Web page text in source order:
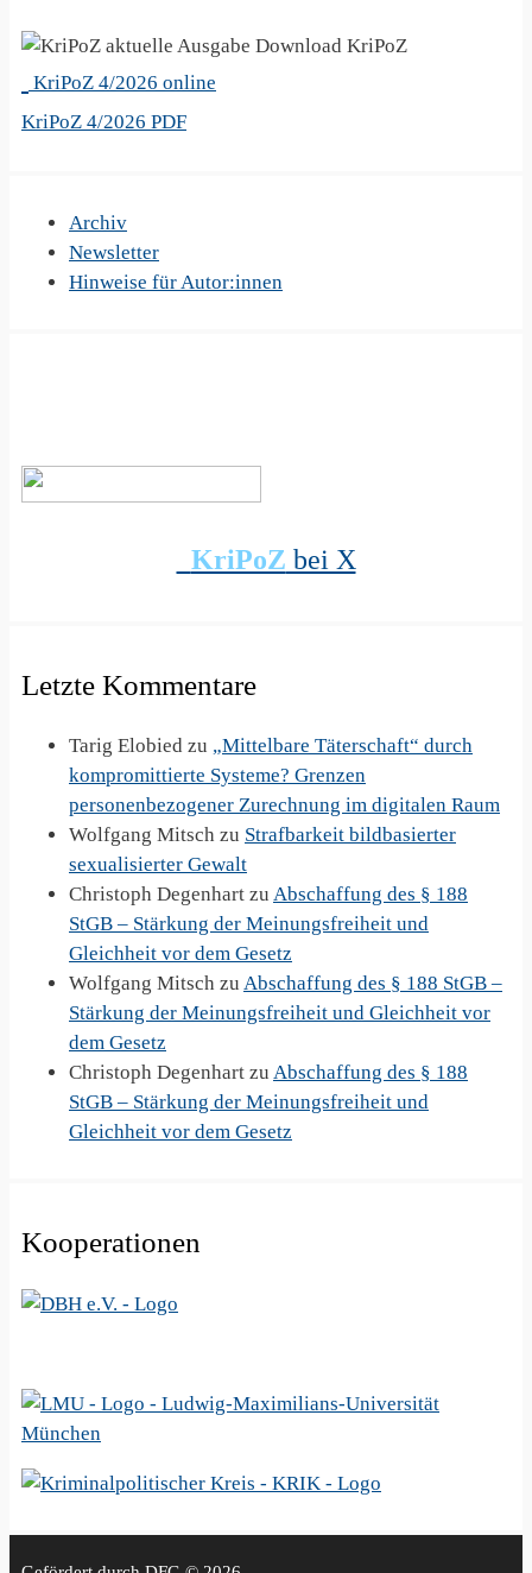
KriPoZ
KriPoZ 4/2026 online
KriPoZ 4/2026 PDF
Archiv
Newsletter
Hinweise für Autor:innen
KriPoZ bei X
Letzte Kommentare
Tarig Elobied zu „Mittelbare Täterschaft“ durch
kompromittierte Systeme? Grenzen
personenbezogener Zurechnung im digitalen Raum
Wolfgang Mitsch zu Strafbarkeit bildbasierter
sexualisierter Gewalt
Christoph Degenhart zu Abschaffung des § 188
StGB – Stärkung der Meinungsfreiheit und
Gleichheit vor dem Gesetz
Wolfgang Mitsch zu Abschaffung des § 188 StGB –
Stärkung der Meinungsfreiheit und Gleichheit vor
dem Gesetz
Christoph Degenhart zu Abschaffung des § 188
StGB – Stärkung der Meinungsfreiheit und
Gleichheit vor dem Gesetz
Kooperationen